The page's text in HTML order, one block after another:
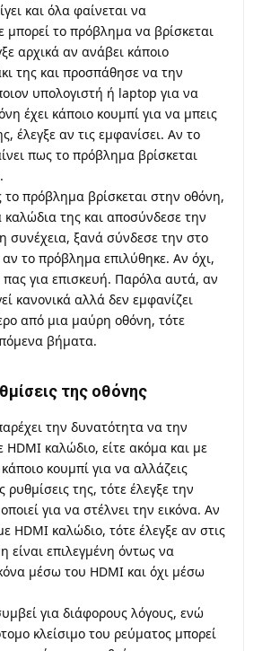
και όλα φαίνεται να
μπορεί το πρόβλημα να βρίσκεται
αρχικά αν ανάβει κάποιο
της και προσπάθησε να την
υπολογιστή ή laptop για να
έχει κάποιο κουμπί για να μπεις
έλεγξε αν τις εμφανίσει. Αν το
πως το πρόβλημα βρίσκεται
το πρόβλημα βρίσκεται στην οθόνη,
καλώδια της και αποσύνδεσε την
συνέχεια, ξανά σύνδεσε την στο
αν το πρόβλημα επιλύθηκε. Αν όχι,
για επισκευή. Παρόλα αυτά, αν
κανονικά αλλά δεν εμφανίζει
από μια μαύρη οθόνη, τότε
βήματα.
της οθόνης
την δυνατότητα να την
HDMI καλώδιο, είτε ακόμα και με
κουμπί για να αλλάζεις
ρυθμίσεις της, τότε έλεγξε την
για να στέλνει την εικόνα. Αν
HDMI καλώδιο, τότε έλεγξε αν στις
είναι επιλεγμένη όντως να
μέσω του HDMI και όχι μέσω
για διάφορους λόγους, ενώ
κλείσιμο του ρεύματος μπορεί